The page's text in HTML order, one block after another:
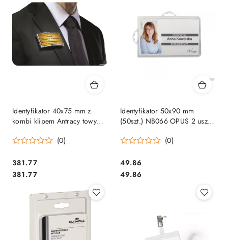
Identyfikator 40x75 mm z
kombi klipem Antracy towy
(0)
Cena:
381.77
Cena:
381.77
Identyfikator 50x90 mm
(50szt.) NB066 OPUS 2 uszka
(0)
Cena:
49.86
Cena:
49.86